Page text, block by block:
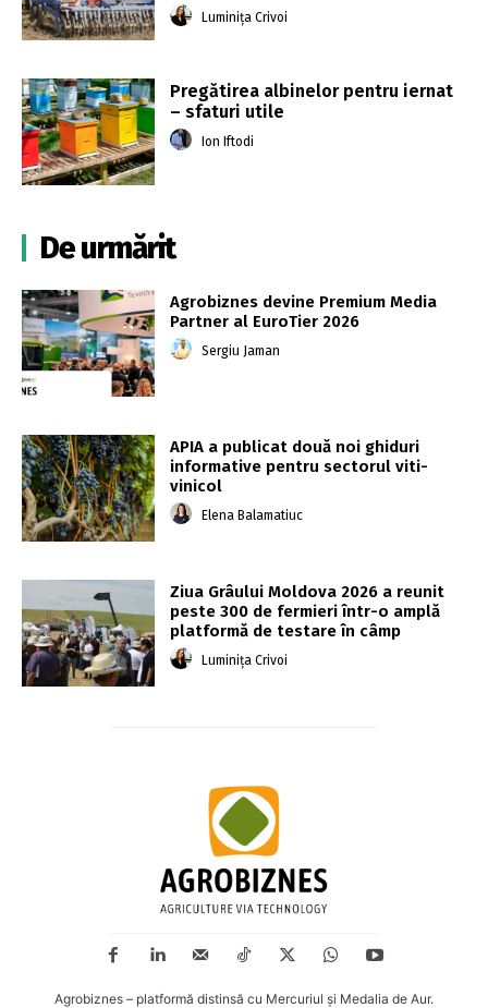
Luminița Crivoi
Pregătirea albinelor pentru iernat
– sfaturi utile
Ion Iftodi
De urmărit
Agrobiznes devine Premium Media
Partner al EuroTier 2026
Sergiu Jaman
APIA a publicat două noi ghiduri
informative pentru sectorul viti-
vinicol
Elena Balamatiuc
Ziua Grâului Moldova 2026 a reunit
peste 300 de fermieri într-o amplă
platformă de testare în câmp
Luminița Crivoi
Agrobiznes – platformă distinsă cu Mercuriul și Medalia de Aur.